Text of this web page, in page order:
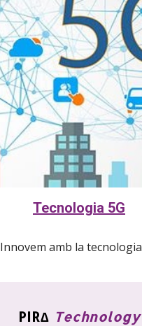
Tecnologia 5G
Innovem amb la
PIR∆ Technology